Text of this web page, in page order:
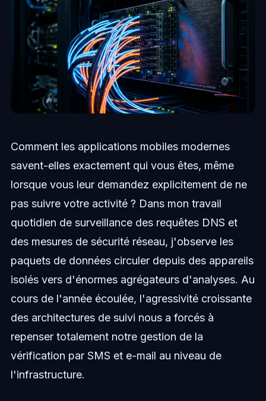
Comment les applications mobiles modernes
savent-elles exactement qui vous êtes, même
lorsque vous leur demandez explicitement de ne
pas suivre votre activité ? Dans mon travail
quotidien de surveillance des requêtes DNS et
des mesures de sécurité réseau, j'observe les
paquets de données circuler depuis des appareils
isolés vers d'énormes agrégateurs d'analyses. Au
cours de l'année écoulée, l'agressivité croissante
des architectures de suivi nous a forcés à
repenser totalement notre gestion de la
vérification par SMS et e-mail au niveau de
l'infrastructure.